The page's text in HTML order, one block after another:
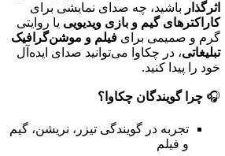
اثرگذار باشید، چه صدای نمایشی برای
کاراکترهای گیم و بازی ویدیویی یا روایتی
گرم و صمیمی برای فیلم و موشن‌گرافیک
تبلیغاتی، در چکاوا می‌توانید صدای ایده‌آل
خود را پیدا کنید.
🎧 چرا گویندگان چکاوا؟
تجربه در گویندگی تیزر، نریشن، گیم
و فیلم